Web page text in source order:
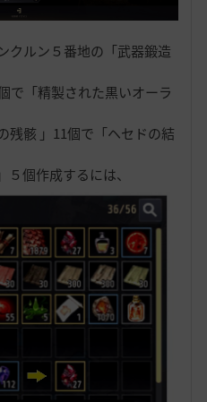
クルン５番地の「武器鍛造
で「精製された黒いオーラ
骸 」11個で「ヘセドの結
個作成するには、